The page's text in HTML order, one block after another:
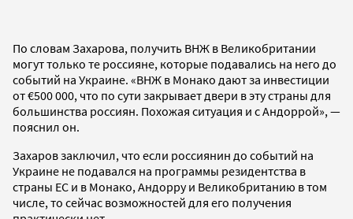
По словам Захарова, получить ВНЖ в Великобритании
могут только те россияне, которые подавались на него до
событий на Украине. «ВНЖ в Монако дают за инвестиции
от €500 000, что по сути закрывает двери в эту страны для
большинства россиян. Похожая ситуация и с Андоррой», —
пояснил он.
Захаров заключил, что если россиянин до событий на
Украине не подавался на программы резидентства в
страны ЕС и в Монако, Андорру и Великобританию в том
числе, то сейчас возможностей для его получения